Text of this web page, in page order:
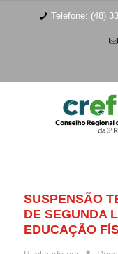
Telefone: (48)
SUSPENSÃO
DE SEGUNDA
EDUCAÇÃO